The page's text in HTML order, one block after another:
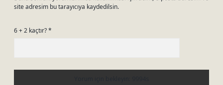
site adresim bu tarayıcıya kaydedilsin.
6 + 2 kaçtır?*